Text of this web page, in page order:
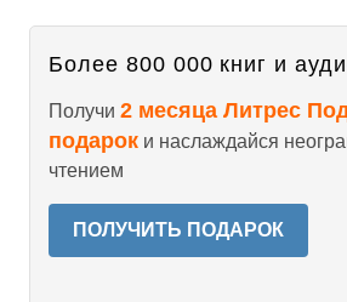
Более 800 000 книг и
Получи 2 месяца Литрес
подарок и наслаждайся
чтением
ПОЛУЧИТЬ ПОДАРОК